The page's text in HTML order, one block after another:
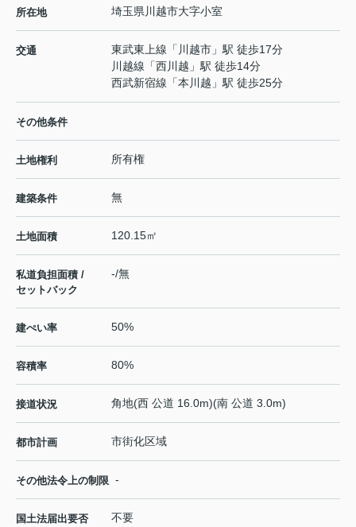
所在地 埼玉県 川越市大字小室
交通 東武東上線 「 川越市 」駅 徒歩17分
川越線 「西川越 」駅 徒歩14分
西武新宿線 「本川越 」駅 徒歩25分
その他条件
土地権利 所有権
建築条件 無
土地面積 120.15㎡
私道負担面積 /
セットバック
-/無
建ぺい率 50%
容積率 80%
接道状況 角地(西 公道 16.0m)(南 公道 3.0m)
都市計画 市街化区域
その他法令上の制限 -
国土法届出要否 不要